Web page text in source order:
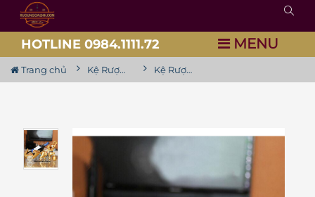
HOTLINE 0984.1111.72 MENU
Trang chủ Kệ Rượu Siêu Đẹp Kệ Rượu Vang Voi Phú Quý